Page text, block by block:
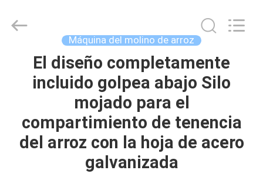
HOGAR
PRODUCTOS
SOBRE
NOSOTROS
TECHNOLOGY
Máquina del molino de arroz
El diseño completamente
incluido golpea abajo Silo
mojado para el
compartimiento de tenencia
del arroz con la hoja de acero
galvanizada